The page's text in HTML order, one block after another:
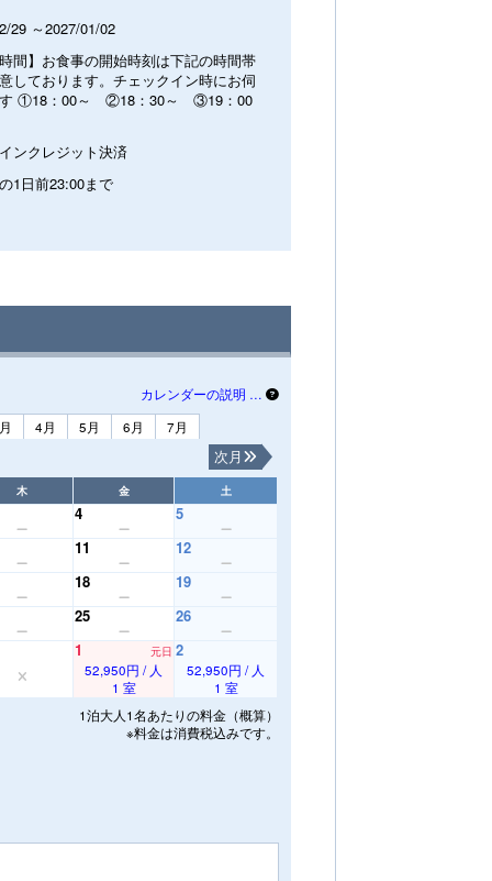
29 ～2027/01/02
間】お食事の開始時刻は下記の時間帯
しております。チェックイン時にお伺
す ①18：00～ ②18：30～ ③19：00
ンクレジット決済
1日前23:00まで
カレンダーの説明 …
4月 5月 6月 7月
次月
木 金 土
4
5
11
12
18
19
25
26
1
元日
52,950円 / 人
1 室
2
52,950円 / 人
1 室
1泊大人1名あたりの料金（概算）
※料金は消費税込みです。